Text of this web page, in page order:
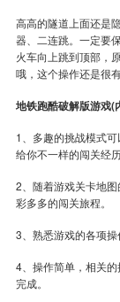
高高的隧道上面还是
器、二连跳。一定要
火车向上跳到顶部，
哦，这个操作还是很有
地铁跑酷破解版游戏(
1、多趣的挑战模式
给你不一样的闯关经历
2、随着游戏关卡地
彩多多的闯关旅程。
3、熟悉游戏的各项操
4、操作简单，相关
完成。